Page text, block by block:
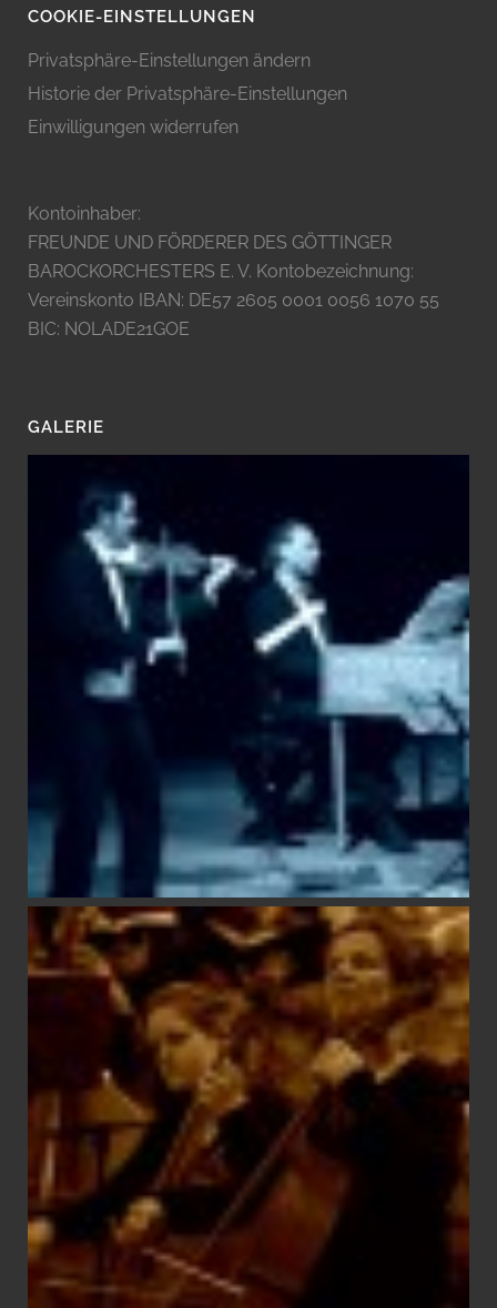
COOKIE-EINSTELLUNGEN
Privatsphäre-Einstellungen ändern
Historie der Privatsphäre-Einstellungen
Einwilligungen widerrufen
Kontoinhaber:
FREUNDE UND FÖRDERER DES GÖTTINGER
BAROCKORCHESTERS E. V. Kontobezeichnung:
Vereinskonto IBAN: DE57 2605 0001 0056 1070 55
BIC: NOLADE21GOE
GALERIE